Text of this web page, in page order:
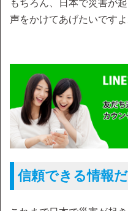
もちろん、日本で災害が
声をかけてあげたいですよ
信頼できる情報